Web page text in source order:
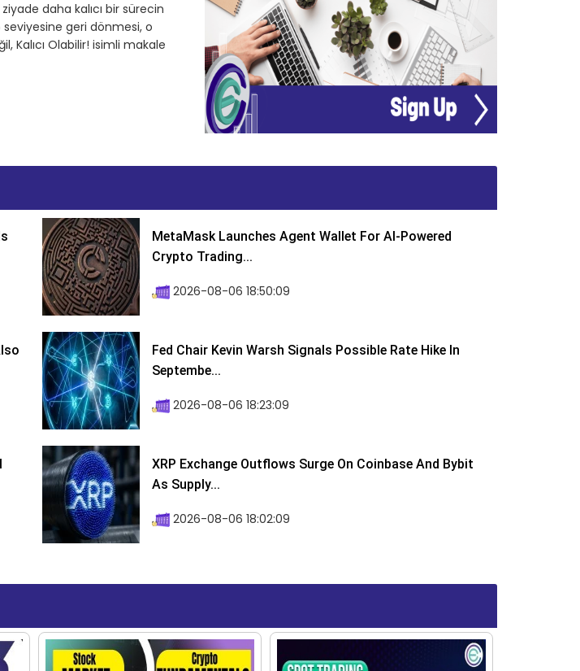
daha kalıcı bir sürecin
seviyesine geri dönmesi, o
Kalıcı Olabilir! isimli makale
MetaMask Launches Agent Wallet For AI-Powered
Crypto Trading...
2026-08-06 18:50:09
Fed Chair Kevin Warsh Signals Possible Rate Hike In
Septembe...
2026-08-06 18:23:09
XRP Exchange Outflows Surge On Coinbase And Bybit
As Supply...
2026-08-06 18:02:09